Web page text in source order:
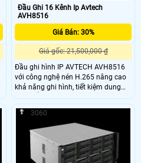
Đầu Ghi 16 Kênh Ip Avtech
AVH8516
Giá Bán: 30%
Giá gốc: 21,500,000 ₫
Đầu ghi hình IP AVTECH AVH8516
với công nghệ nén H.265 nâng cao
khả năng ghi hình, tiết kiệm dung
lượng ổ cứng nhưng không làm
giảm chất lượng hình ảnh
3060